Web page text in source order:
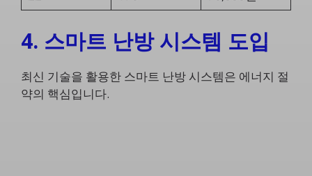
4. 스마트 난방 시스템 도입
최신 기술을 활용한 스마트 난방 시스템은 에너지 절
약의 핵심입니다.